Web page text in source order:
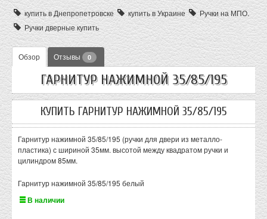
купить в Днепропетровске
купить в Украине
Ручки на МПО.
Ручки дверные купить
Обзор Отзывы 0
ГАРНИТУР НАЖИМНОЙ 35/85/195
КУПИТЬ ГАРНИТУР НАЖИМНОЙ 35/85/195
Гарнитур нажимной 35/85/195 (ручки для двери из металло-
пластика) с шириной 35мм. высотой между квадратом ручки и
цилиндром 85мм.
Гарнитур нажимной 35/85/195 белый
В наличии